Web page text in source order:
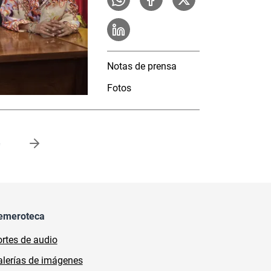
Notas de prensa
Fotos
de audio
de imágenes